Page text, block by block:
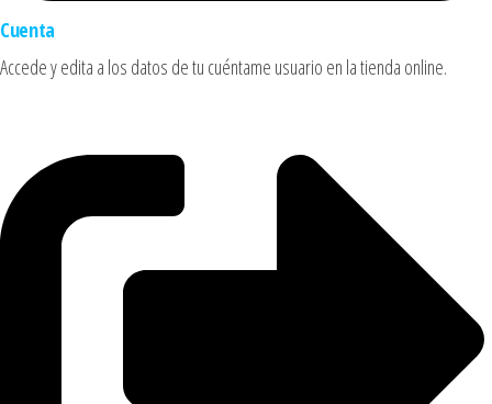
Cuenta
Accede y edita a los datos de tu cuéntame usuario en la tienda online.